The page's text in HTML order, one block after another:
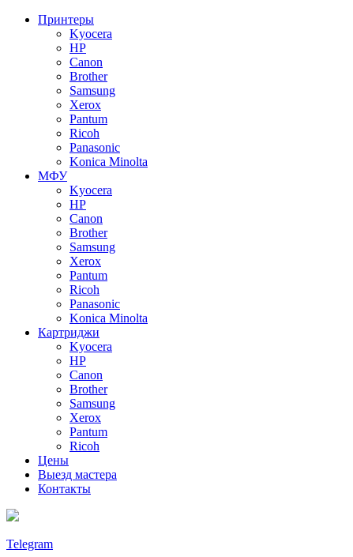
Принтеры
Kyocera
HP
Canon
Brother
Samsung
Xerox
Pantum
Ricoh
Panasonic
Konica Minolta
МФУ
Kyocera
HP
Canon
Brother
Samsung
Xerox
Pantum
Ricoh
Panasonic
Konica Minolta
Картриджи
Kyocera
HP
Canon
Brother
Samsung
Xerox
Pantum
Ricoh
Цены
Выезд мастера
Контакты
Telegram